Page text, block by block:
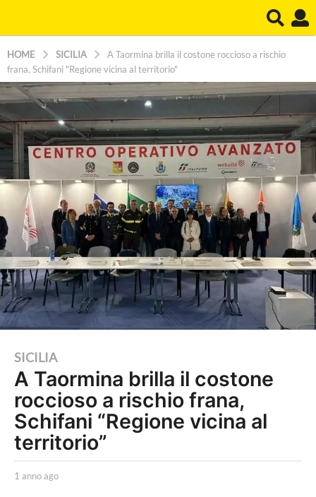
HOME SICILIA
A Taormina brilla il costone roccioso a rischio
frana, Schifani "Regione vicina al territorio"
1
a
n
n
o
a
g
SICILIA
A Taormina brilla il costone
roccioso a rischio frana,
Schifani “Regione vicina al
territorio”
b1 anno ago